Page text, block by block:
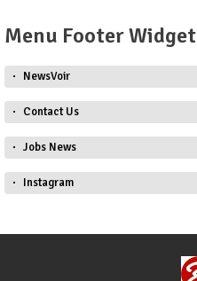
Menu Footer Widget
NewsVoir
Contact Us
Jobs News
Instagram